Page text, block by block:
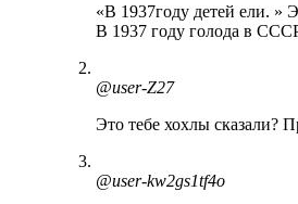
«В 1937году детей ели. »
В 1937 году голода в
@user-Z27
Это тебе хохлы сказали?
@user-kw2gs1tf4o